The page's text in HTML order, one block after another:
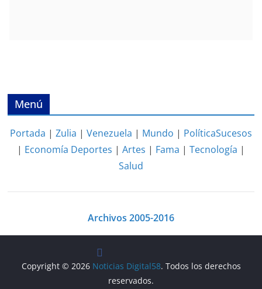
Menú
Portada | Zulia | Venezuela | Mundo | PolíticaSucesos
| Economía Deportes | Artes | Fama | Tecnología |
Salud
Archivos 2005-2016
Copyright © 2026 Noticias Digital58. Todos los derechos
reservados.